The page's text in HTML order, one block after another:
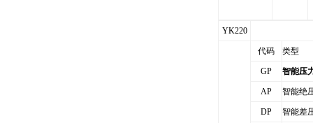
YK220
代码 类型
GP 智能压
AP 智能绝
DP 智能差